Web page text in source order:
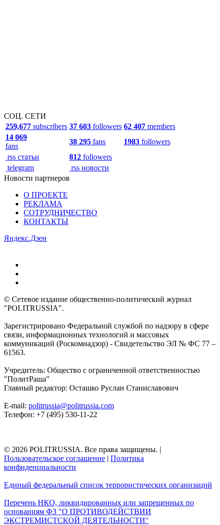
СОЦ. СЕТИ
259,677 subscribers 37 603 followers 62 407 members
14 069
fans
38 295 fans 1983 followers
rss статьи
812 followers
telegram
rss новости
Новости партнеров
О ПРОЕКТЕ
РЕКЛАМА
СОТРУДНИЧЕСТВО
КОНТАКТЫ
Яндекс.Дзен
© Сетевое издание общественно-политический журнал
"POLITRUSSIA".
Зарегистрировано Федеральной службой по надзору в сфере
связи, информационных технологий и массовых
коммуникаций (Роскомнадзор) - Свидетельство ЭЛ № ФС 77 –
61563.
Учредитель: Общество с ограниченной ответственностью
"ПолитРаша"
Главный редактор: Осташко Руслан Станиславович
E-mail: politrussia@politrussia.com
Телефон: +7 (495) 530-11-22
© 2026 POLITRUSSIA. Все права защищены. |
Пользовательское соглашение | Политика
конфиденциальности
Единый федеральный список террористических организаций
Перечень НКО, ликвидированных или запрещенных по
основаниям ФЗ "О ПРОТИВОДЕЙСТВИИ
ЭКСТРЕМИСТСКОЙ ДЕЯТЕЛЬНОСТИ"